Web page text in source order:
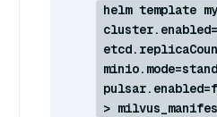
helm template
>